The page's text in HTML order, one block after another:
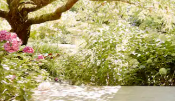
عن طريق اللمس أو السحب.